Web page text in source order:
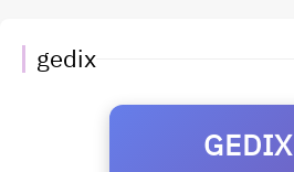
gedix
GEDIX